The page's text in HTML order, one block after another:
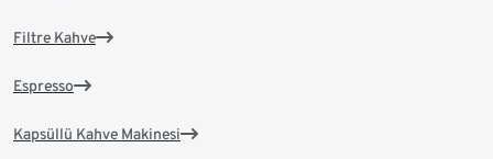
Filtre Kahve
Espresso
Kapsüllü Kahve Makinesi